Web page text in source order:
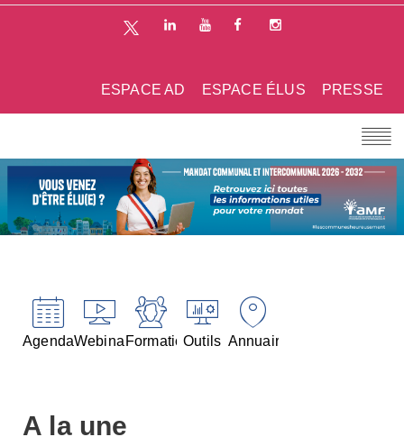
PRESSE
ESPACE ÉLUS
ESPACE AD
AgendaWebinairesFormationsOutils Annuaires
A la une